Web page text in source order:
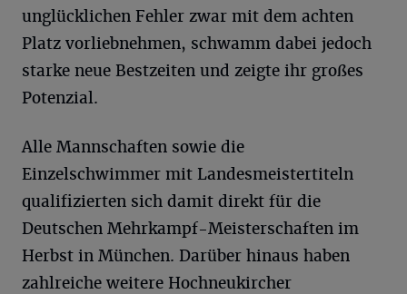
unglücklichen Fehler zwar mit dem achten
Platz vorliebnehmen, schwamm dabei jedoch
starke neue Bestzeiten und zeigte ihr großes
Potenzial.
Alle Mannschaften sowie die
Einzelschwimmer mit Landesmeistertiteln
qualifizierten sich damit direkt für die
Deutschen Mehrkampf-Meisterschaften im
Herbst in München. Darüber hinaus haben
zahlreiche weitere Hochneukircher